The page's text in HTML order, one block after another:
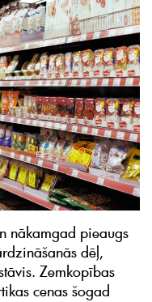
nākamgad pieaugs
dēļ,
Zemkopības
cenas šogad